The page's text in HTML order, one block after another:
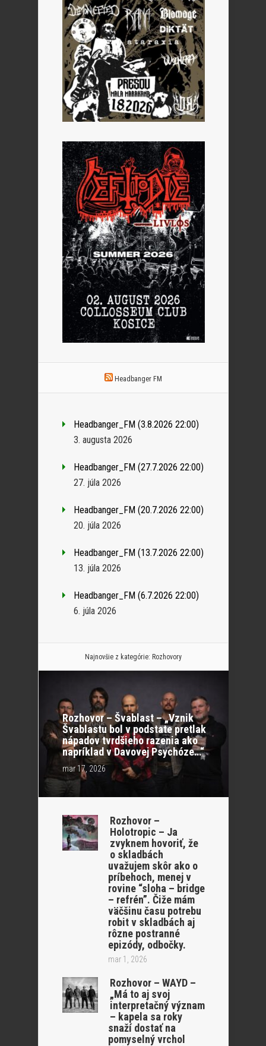
Headbanger FM
Headbanger_FM (3.8.2026 22:00)
3. augusta 2026
Headbanger_FM (27.7.2026 22:00)
27. júla 2026
Headbanger_FM (20.7.2026 22:00)
20. júla 2026
Headbanger_FM (13.7.2026 22:00)
13. júla 2026
Headbanger_FM (6.7.2026 22:00)
6. júla 2026
Najnovšie z kategórie: Rozhovory
Rozhovor – Švablast – „Vznik
Švablastu bol v podstate pretlak
nápadov tvrdšieho razenia ako
napríklad v Davovej Psychóze…“
mar 17, 2026
Rozhovor –
Holotropic – Ja
zvyknem hovoriť, že
o skladbách
uvažujem skôr ako o
príbehoch, menej v
rovine “sloha – bridge
– refrén”. Čiže mám
väčšinu času potrebu
robit v skladbách aj
rôzne postranné
epizódy, odbočky.
mar 1, 2026
Rozhovor – WAYD –
„Má to aj svoj
interpretačný význam
– kapela sa roky
snaží dostať na
pomyselný vrchol